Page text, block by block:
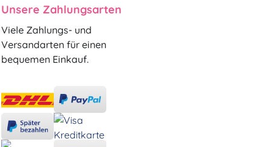
Unsere Zahlungsarten
Viele Zahlungs- und
Versandarten für einen
bequemen Einkauf.